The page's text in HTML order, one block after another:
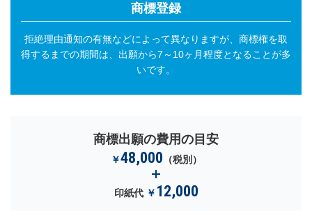
商標登録
拒絶理由通知の有無などによって異なりますが、商標権を取
得するまでの期間は、 出願から7～10ヶ月程度となることが多
いです。
商標出願の費用の目安
￥48,000 （税別）
印紙代 ￥ 12,000